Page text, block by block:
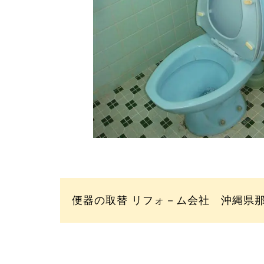
便器の取替 リフォ－ム会社 沖縄県